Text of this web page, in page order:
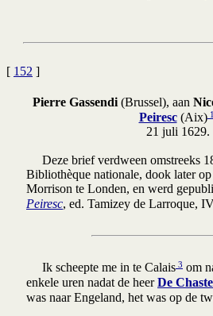
[ 152 ]
Pierre Gassendi(Brussel), aan
Peiresc(Aix)1
21 juli 1629.
Deze brief verdween omstreeks
Bibliothèque nationale, dook later
Morrison te Londen, en werd
Peiresc, ed. Tamizey de Larroque,
Ik scheepte me in te Calais 3 om
enkele uren nadat de heerDe
was naar Engeland, het was op de